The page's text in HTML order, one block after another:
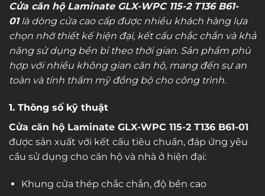
Cửa căn hộ Laminate GLX-WPC 115-2 T136 B61-
01là dòng cửa cao cấp được nhiều khách hàng lựa
chọn nhờ thiết kế hiện đại, kết cấu chắc chắn và khả
năng sử dụng bền bỉ theo thời gian. Sản phẩm phù
hợp với nhiều không gian căn hộ, mang đến sự an
toàn và tính thẩm mỹ đồng bộ cho công trình.
1. Thông số kỹ thuật
Cửa căn hộ Laminate GLX-WPC 115-2 T136 B61-01
được sản xuất với kết cấu tiêu chuẩn, đáp ứng yêu
cầu sử dụng cho căn hộ và nhà ở hiện đại:
Khung cửa thép chắc chắn, độ bền cao